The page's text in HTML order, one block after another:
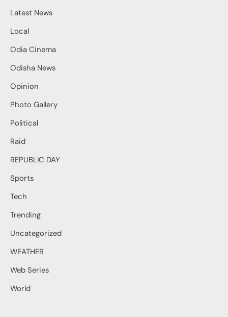
Latest News
Local
Odia Cinema
Odisha News
Opinion
Photo Gallery
Political
Raid
REPUBLIC DAY
Sports
Tech
Trending
Uncategorized
WEATHER
Web Series
World